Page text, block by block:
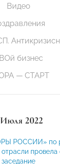
Видео
бизнес
— СТАРТ
2022
РОССИИ» по
провела
заседание